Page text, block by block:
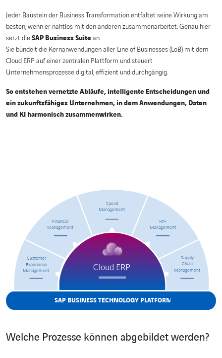
Jeder Baustein der Business Transformation entfaltet seine Wirkung am
besten, wenn er nahtlos mit den anderen zusammenarbeitet. Genau hier
setzt dieSAP Business Suitean:
Sie bündelt die Kernanwendungen aller Line of Businesses (LoB) mit dem
Cloud ERP auf einer zentralen Plattform und steuert
Unternehmensprozesse digital, effizient und durchgängig.
So entstehen vernetzte Abläufe, intelligente Entscheidungen und
ein zukunftsfähiges Unternehmen, in dem Anwendungen, Daten
und KI harmonisch zusammenwirken.
Welche Prozesse können abgebildet werden?
Cloud ERP
SAP BUSINESS TECHNOLOGY PLATFORM
Supply
Chain
Management
HR-
Management
Spend
Management
Financial
Management
Customer
Experience
Management